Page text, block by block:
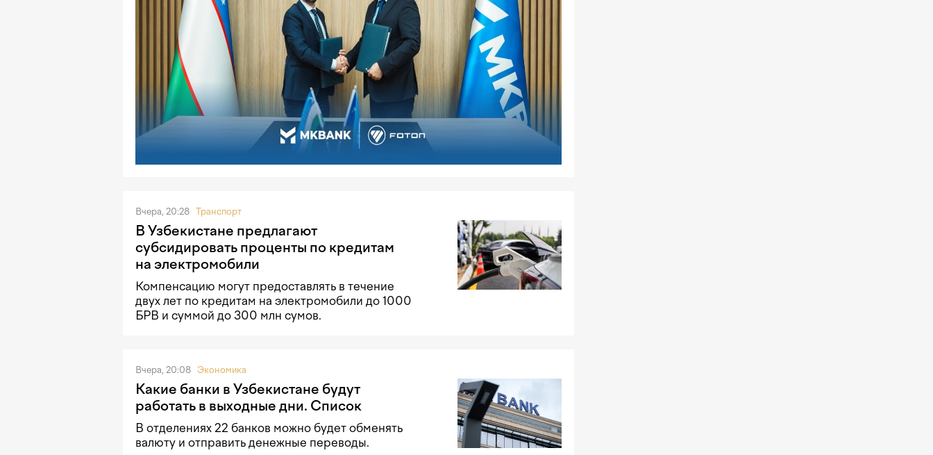
Вчера, 20:28 Транспорт
В Узбекистане предлагают
субсидировать проценты по кредитам
на электромобили
Компенсацию могут предоставлять в течение
двух лет по кредитам на электромобили до 1000
БРВ и суммой до 300 млн сумов.
Вчера, 20:08 Экономика
Какие банки в Узбекистане будут
работать в выходные дни. Список
В отделениях 22 банков можно будет обменять
валюту и отправить денежные переводы.